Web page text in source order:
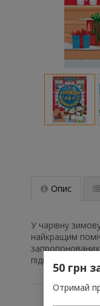
Опис
У чарівну
найкращим
піднімуть настрій.
50 грн
Отримай